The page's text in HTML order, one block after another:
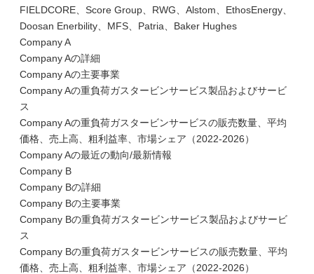
FIELDCORE、Score Group、RWG、Alstom、EthosEnergy、
Doosan Enerbility、MFS、Patria、Baker Hughes
Company A
Company Aの詳細
Company Aの主要事業
Company Aの重負荷ガスタービンサービス製品およびサービ
ス
Company Aの重負荷ガスタービンサービスの販売数量、平均
価格、売上高、粗利益率、市場シェア（2022-2026）
Company Aの最近の動向/最新情報
Company B
Company Bの詳細
Company Bの主要事業
Company Bの重負荷ガスタービンサービス製品およびサービ
ス
Company Bの重負荷ガスタービンサービスの販売数量、平均
価格、売上高、粗利益率、市場シェア（2022-2026）